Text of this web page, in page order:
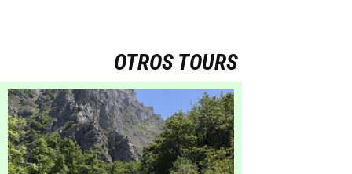
OTROS TOURS